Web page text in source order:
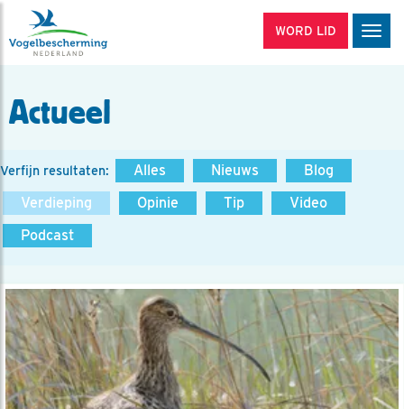
WORD LID
Actueel
Verfijn resultaten: Alles Nieuws
Blog
Verdieping
Opinie Tip
Video
Podcast